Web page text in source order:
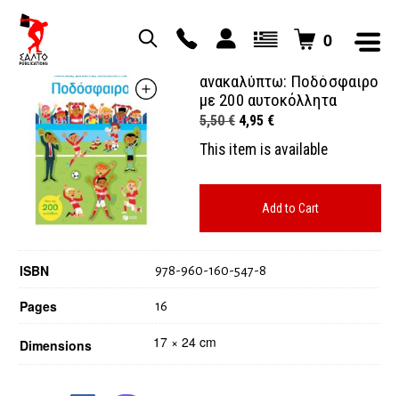
0
ανακαλύπτω: Ποδόσφαιρο
με 200 αυτοκόλλητα
5,50€ Original
price
5,50 €.
4,95 €Current
price
4,95 €.
This item is available
Add to Cart
Dimensions 17 × 24 cm
ISBN 978-960-160-547-8
Pages 16